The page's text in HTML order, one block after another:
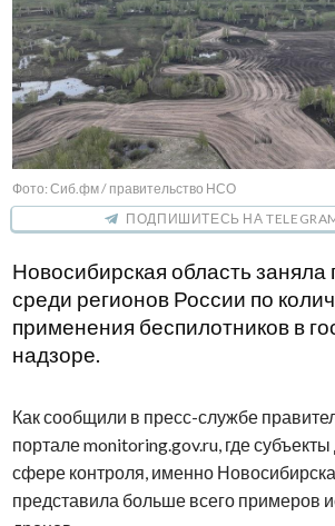
Фото: Сиб.фм / правительство НСО
ПОДПИШИТЕСЬ НА
Новосибирская область заняла
среди регионов России по
применения беспилотников в
надзоре.
Как сообщили в пресс-службе
портале monitoring.gov.ru, где
сфере контроля, именно
представила больше всего примеров